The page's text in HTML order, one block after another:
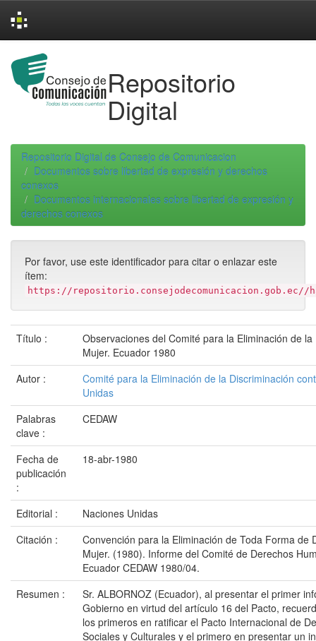
navigation
Repositorio
Digital
Repositorio Digital de Consejo de Comunicacion
Documentos sobre libertad de expresión y derechos
conexos
Documentos internacionales sobre libertad de expresión y
derechos conexos
Por favor, use este identificador para citar o enlazar este
ítem:
https://repositorio.consejodecomunicacion.gob.ec//
Título :
Observaciones del Comité para la Eliminación de
Mujer. Ecuador 1980
Autor :
Comité para la Eliminación de la Discriminación
Unidas
Palabras
clave :
CEDAW
Fecha de
publicación
:
18-abr-1980
Editorial :
Naciones Unidas
Citación :
Convención para la Eliminación de Toda Forma de
Mujer. (1980). Informe del Comité de Derechos
Ecuador CEDAW 1980/04.
Resumen :
Sr. ALBORNOZ (Ecuador), al presentar el primer
Gobierno en virtud del artículo 16 del Pacto,
los primeros en ratificar el Pacto Internacional de
Sociales y Culturales y el primero en presentar un